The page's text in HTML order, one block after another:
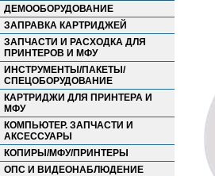
ДЕМООБОРУДОВАНИЕ
ЗАПРАВКА КАРТРИДЖЕЙ
ЗАПЧАСТИ И РАСХОДКА ДЛЯ
ПРИНТЕРОВ И МФУ
ИНСТРУМЕНТЫ/ПАКЕТЫ/
СПЕЦОБОРУДОВАНИЕ
КАРТРИДЖИ ДЛЯ ПРИНТЕРА И
МФУ
КОМПЬЮТЕР. ЗАПЧАСТИ И
АКСЕССУАРЫ
КОПИРЫ/МФУ/ПРИНТЕРЫ
ОПС И ВИДЕОНАБЛЮДЕНИЕ